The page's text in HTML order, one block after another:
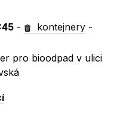
- kontejnery -
pro bioodpad v ulici